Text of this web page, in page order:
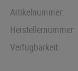
Artikelnummer:
Herstellernummer:
Verfügbarkeit: